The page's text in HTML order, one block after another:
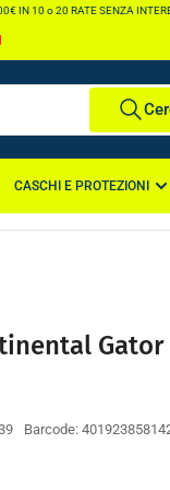
IN 10 o 20 RATE SENZA
CASCHI E PROTEZIONI
Barcode: